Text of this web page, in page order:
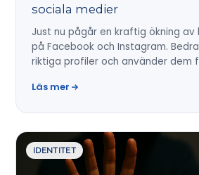
sociala medier
Just nu pågår en kraftig ökning av
på Facebook och Instagram.
riktiga profiler och använder dem
Läs mer
IDENTITET